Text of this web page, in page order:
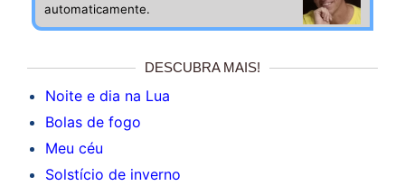
automaticamente.
DESCUBRA MAIS!
Noite e dia na Lua
Bolas de fogo
Meu céu
Solstício de inverno